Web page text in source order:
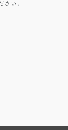
さい。